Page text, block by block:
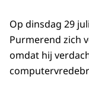
Op dinsdag 29
Purmerend zich
omdat hij